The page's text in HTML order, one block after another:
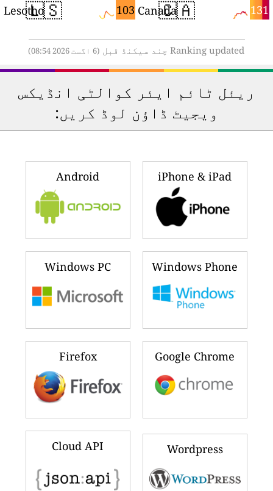
🇨🇦 131
Canada
🇱🇸 103
Lesotho
Ranking updated چند سیکنڈ قبل (6 اگست 2026 08:54)
ریئل ٹائم ایئر کوالٹی انڈیکس
ویجیٹ ڈاؤن لوڈ کریں:
iPhone & iPad
Android
Windows Phone
Windows PC
Google Chrome
Firefox
Wordpress
Cloud API